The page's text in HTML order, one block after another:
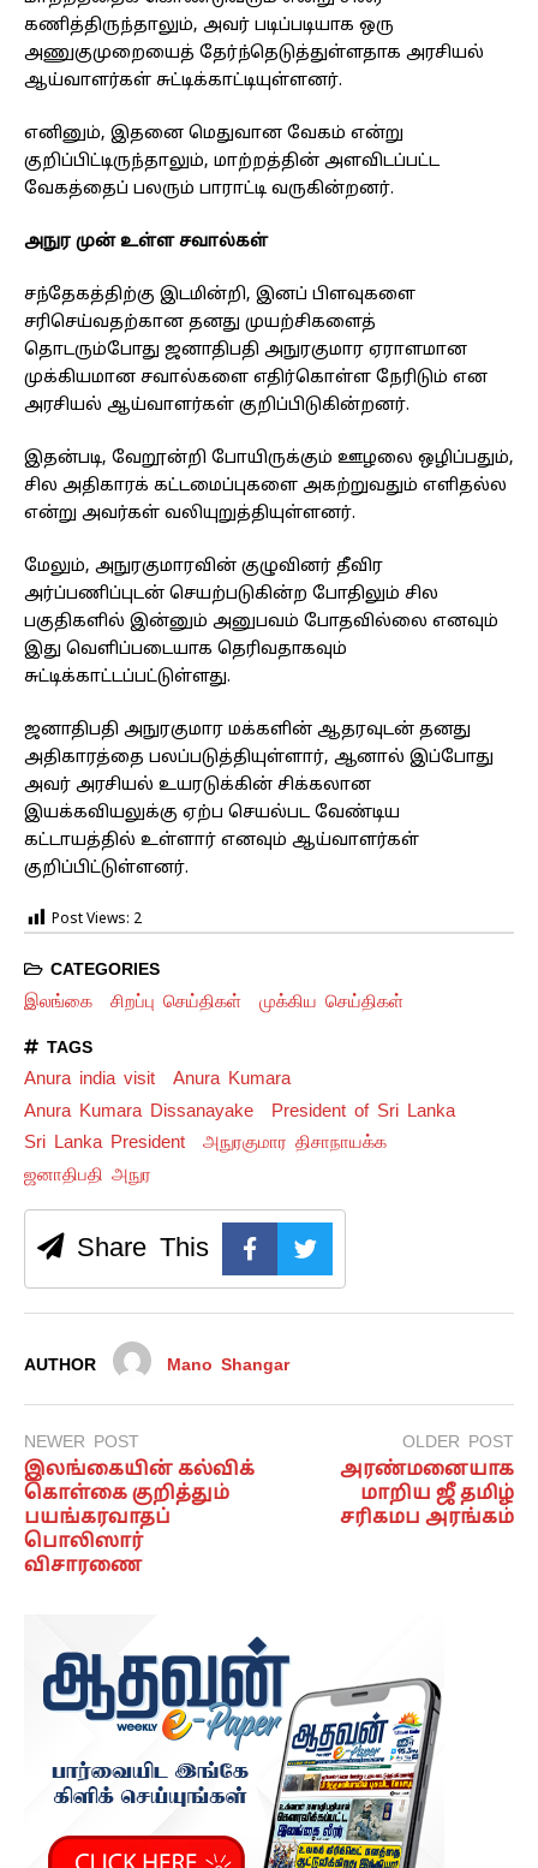
கணித்திருந்தாலும், அவர் படிப்படியாக ஒரு
அணுகுமுறையைத் தேர்ந்தெடுத்துள்ளதாக அரசியல்
ஆய்வாளர்கள் சுட்டிக்காட்டியுள்ளனர்.
எனினும், இதனை மெதுவான வேகம் என்று
குறிப்பிட்டிருந்தாலும், மாற்றத்தின் அளவிடப்பட்ட
வேகத்தைப் பலரும் பாராட்டி வருகின்றனர்.
அநுர முன் உள்ள சவால்கள்
சந்தேகத்திற்கு இடமின்றி, இனப் பிளவுகளை
சரிசெய்வதற்கான தனது முயற்சிகளைத்
தொடரும்போது ஜனாதிபதி அநுரகுமார ஏராளமான
முக்கியமான சவால்களை எதிர்கொள்ள நேரிடும் என
அரசியல் ஆய்வாளர்கள் குறிப்பிடுகின்றனர்.
இதன்படி, வேறூன்றி போயிருக்கும் ஊழலை ஒழிப்பதும்,
சில அதிகாரக் கட்டமைப்புகளை அகற்றுவதும் எளிதல்ல
என்று அவர்கள் வலியுறுத்தியுள்ளனர்.
மேலும், அநுரகுமாரவின் குழுவினர் தீவிர
அர்ப்பணிப்புடன் செயற்படுகின்ற போதிலும் சில
பகுதிகளில் இன்னும் அனுபவம் போதவில்லை எனவும்
இது வெளிப்படையாக தெரிவதாகவும்
சுட்டிக்காட்டப்பட்டுள்ளது.
ஜனாதிபதி அநுரகுமார மக்களின் ஆதரவுடன் தனது
அதிகாரத்தை பலப்படுத்தியுள்ளார், ஆனால் இப்போது
அவர் அரசியல் உயரடுக்கின் சிக்கலான
இயக்கவியலுக்கு ஏற்ப செயல்பட வேண்டிய
கட்டாயத்தில் உள்ளார் எனவும் ஆய்வாளர்கள்
குறிப்பிட்டுள்ளனர்.
Post Views: 2
CATEGORIES
இலங்கை சிறப்பு செய்திகள் முக்கிய செய்திகள்
TAGS
Anura india visit
Anura Kumara
Anura Kumara Dissanayake
President of Sri Lanka
Sri Lanka President
அநுரகுமார திசாநாயக்க
ஜனாதிபதி அநுர
Share This
AUTHOR Mano Shangar
NEWER POST
இலங்கையின் கல்விக்
கொள்கை குறித்தும்
பயங்கரவாதப்
பொலிஸார்
விசாரணை
OLDER POST
அரண்மனையாக
மாறிய ஜீ தமிழ்
சரிகமப அரங்கம்